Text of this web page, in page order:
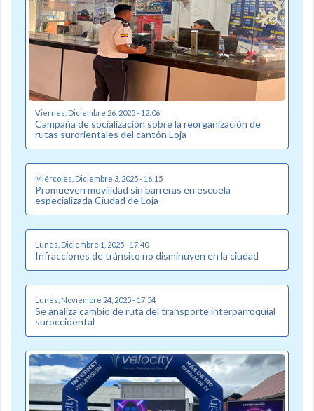
Viernes, Diciembre 26, 2025 - 12:06
Campaña de socialización sobre la reorganización de
rutas surorientales del cantón Loja
Miércoles, Diciembre 3, 2025 - 16:15
Promueven movilidad sin barreras en escuela
especializada Ciudad de Loja
Lunes, Diciembre 1, 2025 - 17:40
Infracciones de tránsito no disminuyen en la ciudad
Lunes, Noviembre 24, 2025 - 17:54
Se analiza cambio de ruta del transporte interparroquial
suroccidental